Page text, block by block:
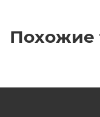
Похожие